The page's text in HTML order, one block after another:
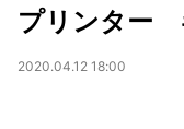
プリンター
2020.04.12 18:00